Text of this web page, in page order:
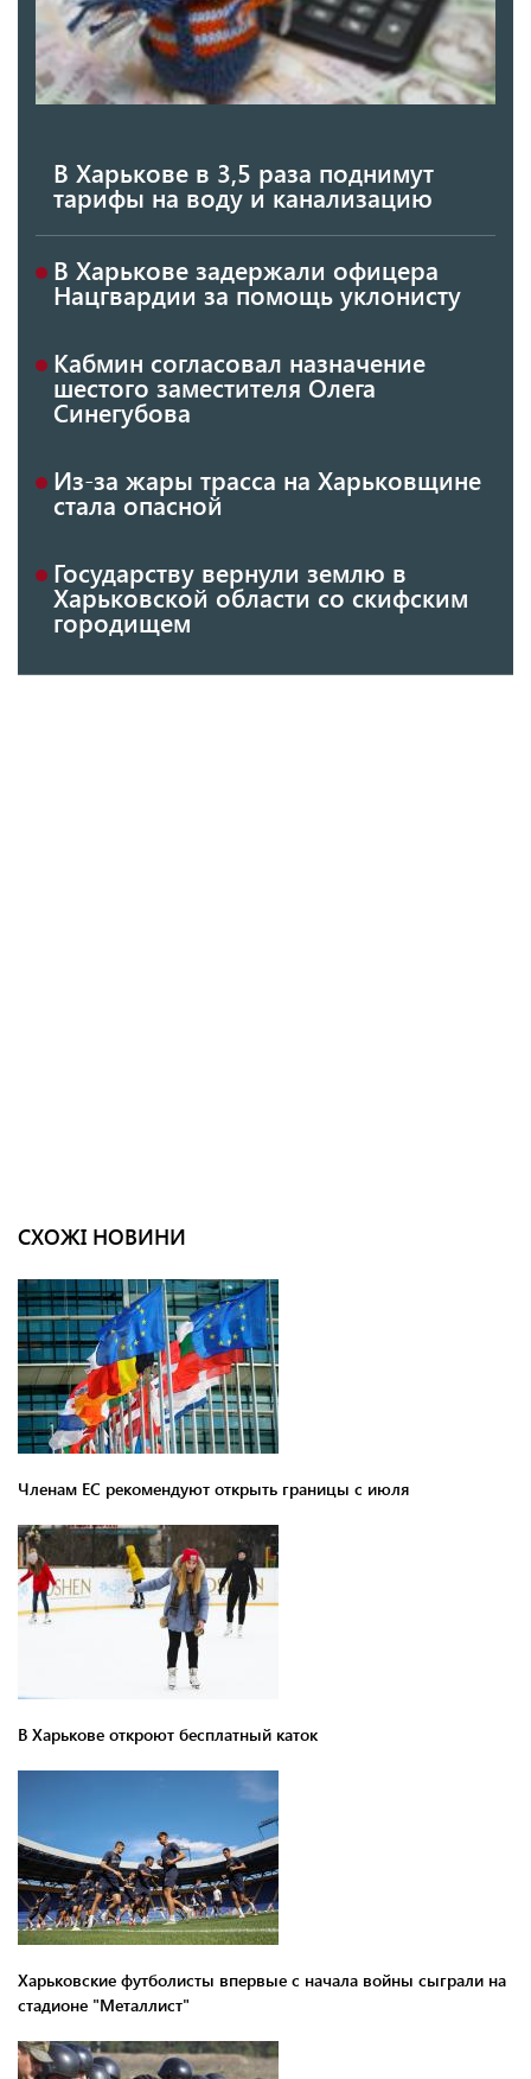
В Харькове в 3,5 раза поднимут
тарифы на воду и канализацию
В Харькове задержали офицера
Нацгвардии за помощь уклонисту
Кабмин согласовал назначение
шестого заместителя Олега
Синегубова
Из-за жары трасса на Харьковщине
стала опасной
Государству вернули землю в
Харьковской области со скифским
городищем
СХОЖІ НОВИНИ
Членам ЕС рекомендуют открыть границы с июля
В Харькове откроют бесплатный каток
Харьковские футболисты впервые с начала войны сыграли на
стадионе "Металлист"